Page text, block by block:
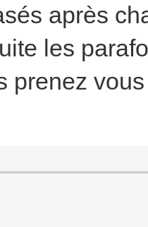
après
les
prenez